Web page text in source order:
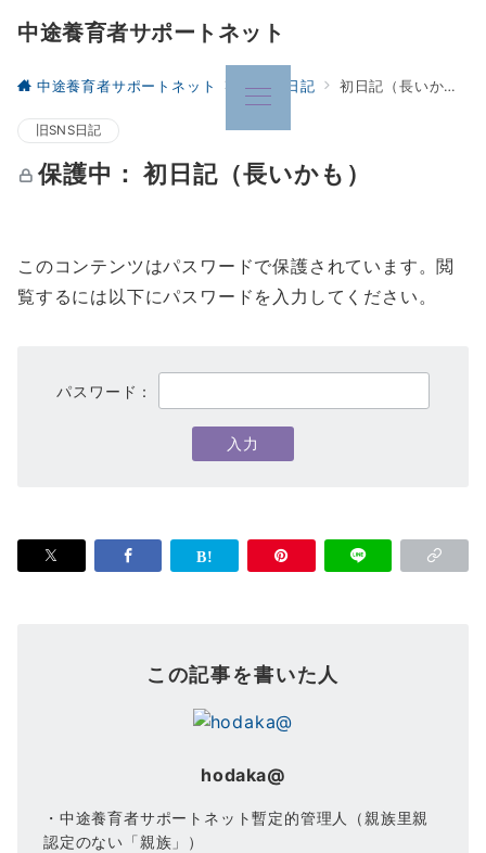
中途養育者サポートネット
中途養育者サポートネット 旧SNS日記 初日記（長いかも）
旧SNS日記
保護中： 初日記（長いかも）
このコンテンツはパスワードで保護されています。閲
覧するには以下にパスワードを入力してください。
パスワード：
この記事を書いた人
hodaka@
・中途養育者サポートネット暫定的管理人（親族里親
認定のない「親族」）